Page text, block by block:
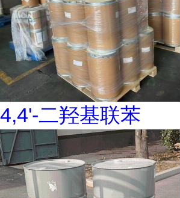
4,4'-二羟基联苯